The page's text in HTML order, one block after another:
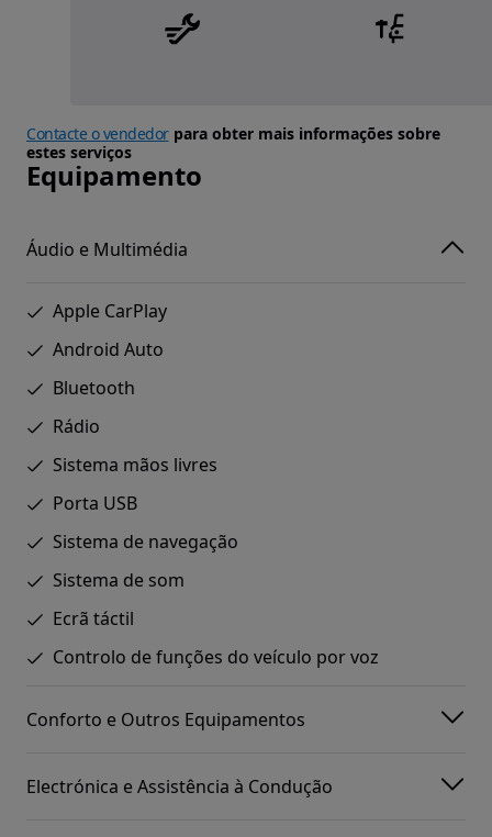
Contacte o vendedorpara obter mais informações sobre
estes serviços
Equipamento
Áudio e Multimédia
Apple CarPlay
Android Auto
Bluetooth
Rádio
Sistema mãos livres
Porta USB
Sistema de navegação
Sistema de som
Ecrã táctil
Controlo de funções do veículo por voz
Conforto e Outros Equipamentos
Electrónica e Assistência à Condução